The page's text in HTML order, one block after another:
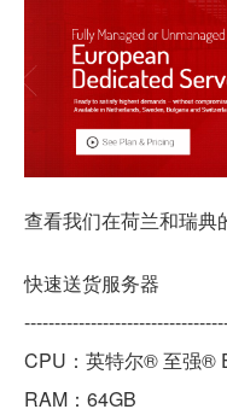
查看我们在荷兰和瑞典
快速送货服务器
CPU：英特尔® 至强®
RAM：64GB